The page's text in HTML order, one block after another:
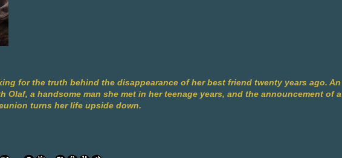
for the truth behind the disappearance of her best friend twenty years ago. An
Olaf, a handsome man she met in her teenage years, and the announcement of a
turns her life upside down.